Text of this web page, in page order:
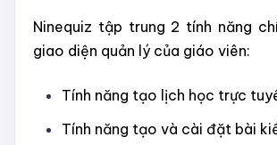
Ninequiz tập trung 2 tính năng
giao diện quản lý của giáo viên:
Tính năng tạo lịch học trực
Tính năng tạo và cài đặt bài